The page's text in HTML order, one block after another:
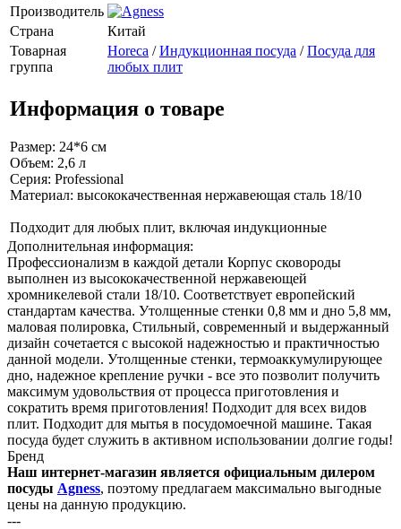
Производитель
Страна
Китай
Товарная
группа
Horeca /Индукционная посуда /Посуда для
любых плит
Информация о товаре
Размер: 24*6 см
Объем: 2,6 л
Серия: Professional
Материал: высококачественная нержавеющая сталь 18/10
Подходит для любых плит, включая индукционные
Дополнительная информация:
Профессионализм в каждой детали Корпус сковороды
выполнен из высококачественной нержавеющей
хромникелевой стали 18/10. Соответствует европейский
стандартам качества. Утолщенные стенки 0,8 мм и дно 5,8 мм,
маловая полировка, Стильный, современный и выдержанный
дизайн сочетается с высокой надежностью и практичностью
данной модели. Утолщенные стенки, термоаккумулирующее
дно, надежное крепление ручки - все это позволит получить
максимум удовольствия от процесса приготовления и
сократить время приготовления! Подходит для всех видов
плит. Подходит для мытья в посудомоечной машине. Такая
посуда будет служить в активном использовании долгие годы!
Бренд
Наш интернет-магазин является официальным дилером
посуды Agness, поэтому предлагаем максимально выгодные
цены на данную продукцию.
---